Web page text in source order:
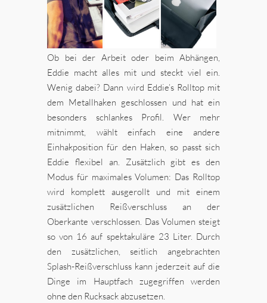
Ob bei der Arbeit oder beim Abhängen,
Eddie macht alles mit und steckt viel ein.
Wenig dabei? Dann wird Eddie’s Rolltop mit
dem Metallhaken geschlossen und hat ein
besonders schlankes Profil. Wer mehr
mitnimmt, wählt einfach eine andere
Einhakposition für den Haken, so passt sich
Eddie flexibel an. Zusätzlich gibt es den
Modus für maximales Volumen: Das Rolltop
wird komplett ausgerollt und mit einem
zusätzlichen Reißverschluss an der
Oberkante verschlossen. Das Volumen steigt
so von 16 auf spektakuläre 23 Liter. Durch
den zusätzlichen, seitlich angebrachten
Splash-Reißverschluss kann jederzeit auf die
Dinge im Hauptfach zugegriffen werden
ohne den Rucksack abzusetzen.